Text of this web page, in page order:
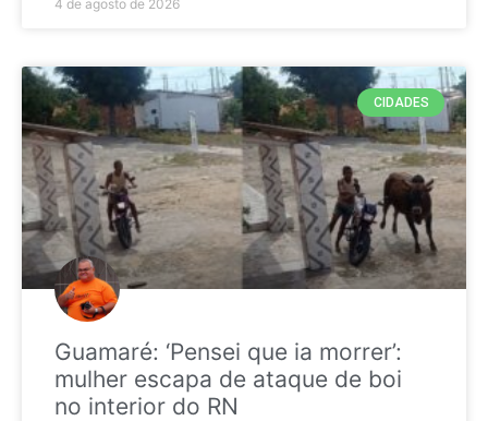
4 de agosto de 2026
CIDADES
Guamaré: ‘Pensei que ia morrer’:
mulher escapa de ataque de boi
no interior do RN